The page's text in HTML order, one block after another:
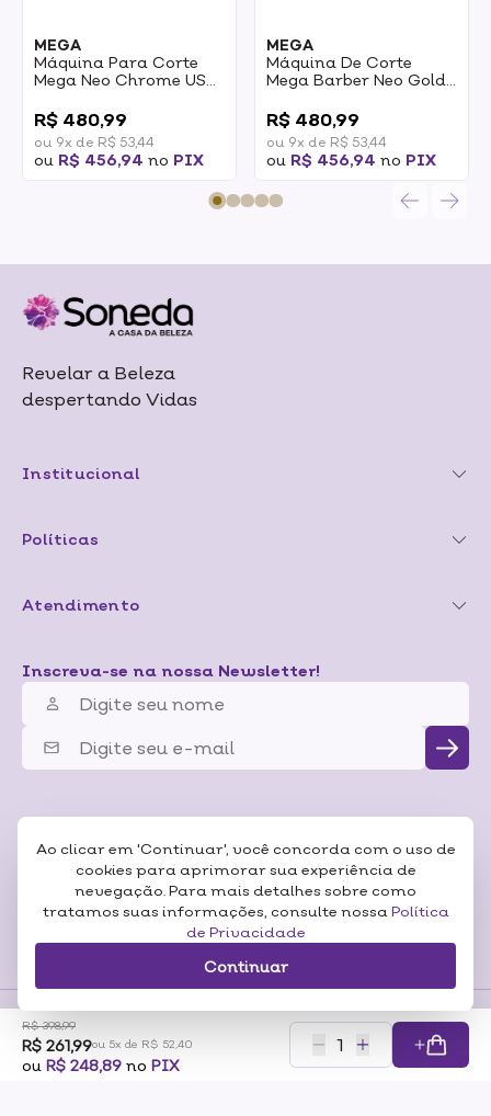
Ao clicar em 'Continuar', você concorda com o uso de
cookies para aprimorar sua experiência de
nevegação. Para mais detalhes sobre como
tratamos suas informações, consulte nossa Política
de Privacidade
Continuar
R$ 398,99
R$ 261,99ou 5x de R$ 52,40
ou R$ 248,89 no PIX
MEGA
Máquina Para Corte
Mega Neo Chrome USB
R$ 480,99
ou 9x de R$ 53,44
ou R$ 456,94 no PIX
MEGA
Máquina De Corte
Mega Barber Neo Gold
R$ 480,99
ou 9x de R$ 53,44
ou R$ 456,94 no PIX
Revelar a Beleza
despertando Vidas
Institucional
Políticas
Atendimento
Inscreva-se na nossa Newsletter!
Certificados
Formas de